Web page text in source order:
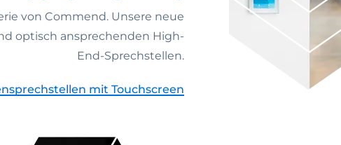
von Commend. Unsere neue
optisch ansprechenden High-
End-Sprechstellen.
mit Touchscreen